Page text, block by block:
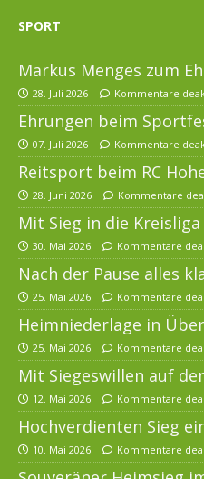
SPORT
Markus Menges zum
28. Juli 2026 Kommentare
Ehrungen beim
07. Juli 2026 Kommentare
Reitsport beim RC
28. Juni 2026 Kommentare
Mit Sieg in die
30. Mai 2026 Kommentare
Nach der Pause alles
25. Mai 2026 Kommentare
Heimniederlage in
25. Mai 2026 Kommentare
Mit Siegeswillen auf
12. Mai 2026 Kommentare
Hochverdienten Sieg
10. Mai 2026 Kommentare